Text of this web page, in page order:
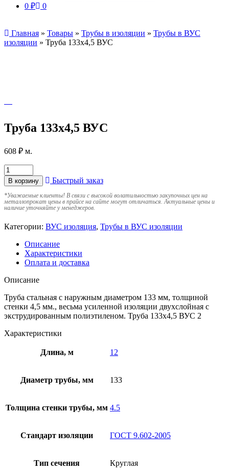
0 ₽ 0
Главная » Товары » Трубы в изоляции » Трубы в ВУС
изоляции » Труба 133х4,5 ВУС
Труба 133х4,5 ВУС
608 ₽ м.
В корзину Быстрый заказ
*Уважаемые клиенты! В связи с высокой волатильностью закупочных цен на
металлопрокат цены в прайсе на сайте могут отличаться. Актуальные цены и
наличие уточняйте у менеджеров.
Категории: ВУС изоляция, Трубы в ВУС изоляции
Описание
Характеристики
Оплата и доставка
Описание
Труба стальная с наружным диаметром 133 мм, толщиной
стенки 4,5 мм., весьма усиленной изоляции двухслойная с
экструдированным полиэтиленом. Труба 133х4,5 ВУС 2
Характеристики
Длина, м 12
Диаметр трубы, мм 133
Толщина стенки трубы, мм 4.5
Стандарт изоляции ГОСТ 9.602-2005
Тип сечения Круглая